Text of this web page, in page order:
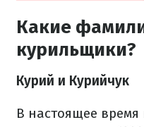
Какие
курильщики?
Курий и Курийчук
В настоящее время